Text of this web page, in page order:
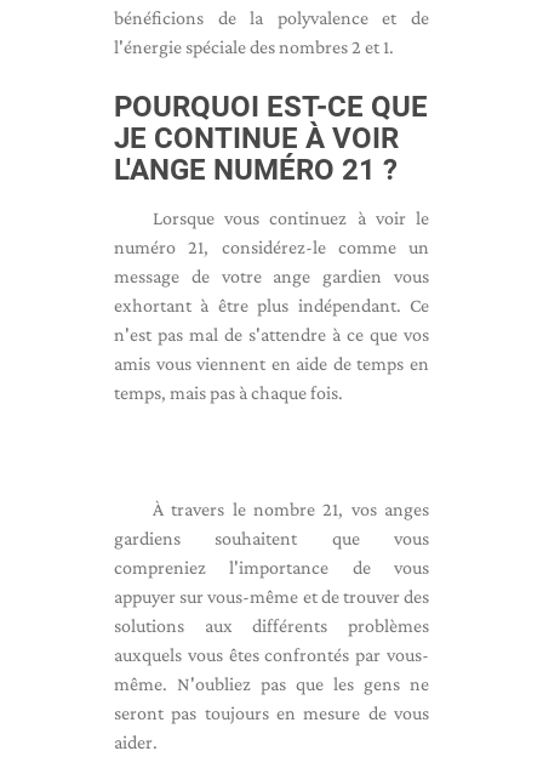
bénéficions de la polyvalence et de
l'énergie spéciale des nombres 2 et 1.
POURQUOI EST-CE QUE
JE CONTINUE À VOIR
L'ANGE NUMÉRO 21 ?
Lorsque vous continuez à voir le
numéro 21, considérez-le comme un
message de votre ange gardien vous
exhortant à être plus indépendant. Ce
n'est pas mal de s'attendre à ce que vos
amis vous viennent en aide de temps en
temps, mais pas à chaque fois.
À travers le nombre 21, vos anges
gardiens souhaitent que vous
compreniez l'importance de vous
appuyer sur vous-même et de trouver des
solutions aux différents problèmes
auxquels vous êtes confrontés par vous-
même. N'oubliez pas que les gens ne
seront pas toujours en mesure de vous
aider.